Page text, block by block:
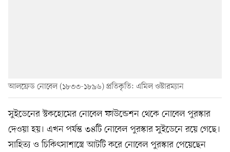
আলফ্রেড নোবেল (১৮৩৩-১৮৯৬) প্রতিকৃতি: এমিল ওস্টারম্যান
সুইডেনের স্টকহোমের নোবেল ফাউন্ডেশন থেকে নোবেল পুরস্কার
দেওয়া হয়। এখন পর্যন্ত ৩৪টি নোবেল পুরস্কার সুইডেনে রয়ে গেছে।
সাহিত্য ও চিকিৎসাশাস্ত্রে আটটি করে নোবেল পুরস্কার পেয়েছেন